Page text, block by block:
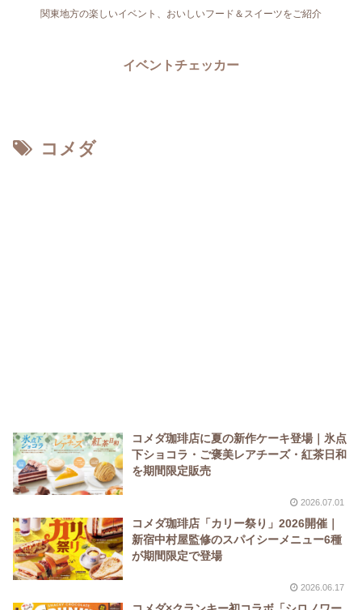
関東地方の楽しいイベント、おいしいフード＆スイーツをご紹介
イベントチェッカー
コメダ
コメダ珈琲店に夏の新作ケーキ登場｜氷点
下ショコラ・ご褒美レアチーズ・紅茶日和
を期間限定販売
2026.07.01
コメダ珈琲店「カリー祭り」2026開催｜
新宿中村屋監修のスパイシーメニュー6種
が期間限定で登場
2026.06.17